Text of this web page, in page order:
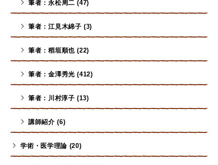
筆者 : 永松周二 (47)
筆者 : 江見木綿子 (3)
筆者 : 稻垣順也 (22)
筆者 : 金澤秀光 (412)
筆者：川村淳子 (13)
講師紹介 (6)
学術・医学理論 (20)